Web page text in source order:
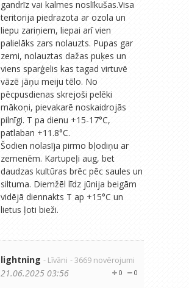
gandrīz vai kalmes noslīkušas.Visa
teritorija piedrazota ar ozola un
liepu zariņiem, liepai arī vien
palielāks zars nolauzts. Pupas gar
zemi, nolauztas dažas puķes un
viens sparģelis kas tagad virtuvē
vāzē jāņu meiju tēlo. No
pēcpusdienas skrejoši pelēki
mākoņi, pievakarē noskaidrojās
pilnīgi. T pa dienu +15-17°C,
patlaban +11.8°C.
Šodien nolasīja pirmo bļodiņu ar
zemenēm. Kartupeļi aug, bet
daudzas kultūras brēc pēc saules un
siltuma. Diemžēl līdz jūnija beigām
vidējā diennakts T ap +15°C un
lietus ļoti bieži.
lightning - Līvāni - 3669 novērojumi
0
0
21.06.2025 03:56